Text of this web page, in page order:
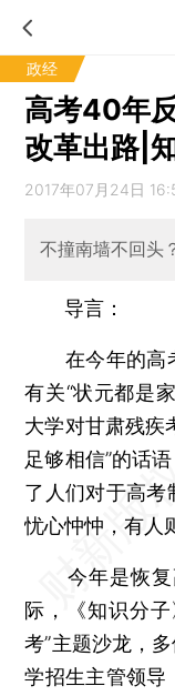
政经
高考40年
改革出路|
2017年07月24日
不撞南墙不回头
导言：
在今年的高考
有关“状元都是
大学对甘肃残疾
足够相信”的话
了人们对于高考
忧心忡忡，有人
今年是恢复
际，《知识分
考”主题沙龙，
学招生主管领导